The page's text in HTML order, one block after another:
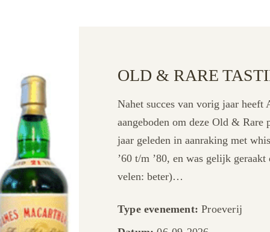
OLD & RARE
Nahet succes van vorig jaar heeft
aangeboden om deze Old &
jaar geleden in aanraking met
’60 t/m ’80, en was gelijk
velen: beter)…
Type evenement: Proeverij